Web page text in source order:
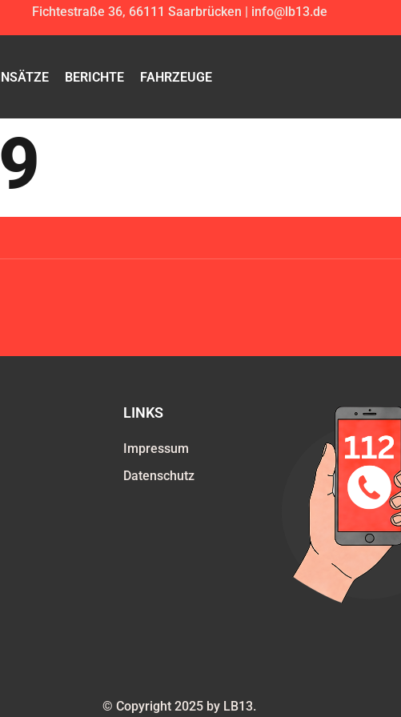
Fichtestraße 36, 66111 Saarbrücken | info@lb13.de
BERICHTE FAHRZEUGE
LINKS
Impressum
Datenschutz
© Copyright 2025 by LB13.